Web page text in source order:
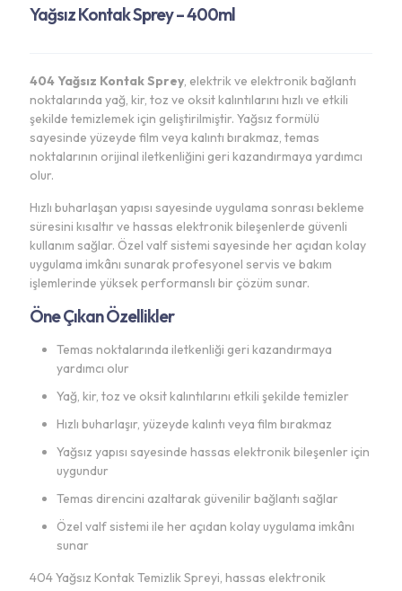
Yağsız Kontak Sprey – 400ml
404 Yağsız Kontak Sprey, elektrik ve elektronik bağlantı
noktalarında yağ, kir, toz ve oksit kalıntılarını hızlı ve etkili
şekilde temizlemek için geliştirilmiştir. Yağsız formülü
sayesinde yüzeyde film veya kalıntı bırakmaz, temas
noktalarının orijinal iletkenliğini geri kazandırmaya yardımcı
olur.
Hızlı buharlaşan yapısı sayesinde uygulama sonrası bekleme
süresini kısaltır ve hassas elektronik bileşenlerde güvenli
kullanım sağlar. Özel valf sistemi sayesinde her açıdan kolay
uygulama imkânı sunarak profesyonel servis ve bakım
işlemlerinde yüksek performanslı bir çözüm sunar.
Öne Çıkan Özellikler
Temas noktalarında iletkenliği geri kazandırmaya
yardımcı olur
Yağ, kir, toz ve oksit kalıntılarını etkili şekilde temizler
Hızlı buharlaşır, yüzeyde kalıntı veya film bırakmaz
Yağsız yapısı sayesinde hassas elektronik bileşenler için
uygundur
Temas direncini azaltarak güvenilir bağlantı sağlar
Özel valf sistemi ile her açıdan kolay uygulama imkânı
sunar
404 Yağsız Kontak Temizlik Spreyi, hassas elektronik